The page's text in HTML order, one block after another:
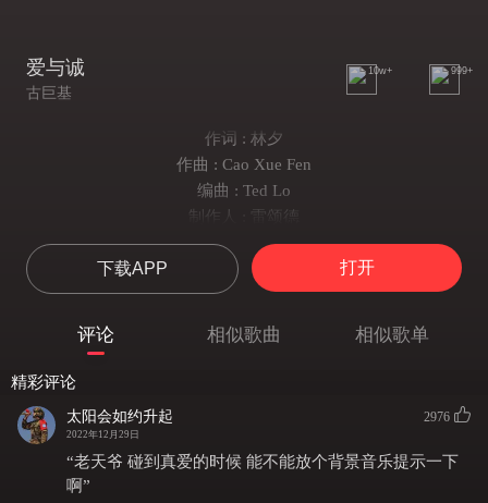
爱与诚
古巨基
10w+ 999+
作词 : 林夕
作曲 : Cao Xue Fen
编曲 : Ted Lo
制作人 : 雷颂德
其实自己一个更开心 只等你讲
其实大家早已嫌大家却扮忙
恨有多一点碰撞
要是你愿意 诚实讲一趟
我也忍得了这些年来的委曲
没法真心爱下去
下载APP 打开
评论 相似歌曲 相似歌单
精彩评论
太阳会如约升起
2022年12月29日
2976
“老天爷 碰到真爱的时候 能不能放个背景音乐提示一下
啊”